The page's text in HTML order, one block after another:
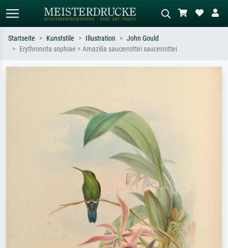
Startseite Kunststile Illustration
John Gould
Erythronota sophiae = Amazilia saucerrottei saucerrottei